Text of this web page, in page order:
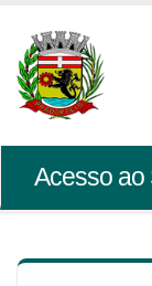
Acesso ao